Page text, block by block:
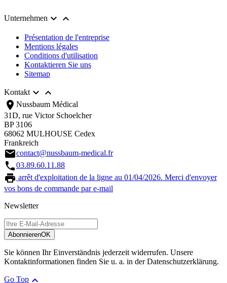
Unternehmen  
Présentation de l'entreprise
Mentions légales
Conditions d'utilisation
Kontaktieren Sie uns
Sitemap
Kontakt 
location_on Nussbaum Médical
31D, rue Victor Schoelcher
BP 3106
68062 MULHOUSE Cedex
Frankreich
emailcontact@nussbaum-medical.fr
call03.89.60.11.88
print arrêt d'exploitation de la ligne au 01/04/2026. Merci d'envoyer
vos bons de commande par e-mail
Newsletter
AbonnierenOK
Sie können Ihr Einverständnis jederzeit widerrufen. Unsere
Kontaktinformationen finden Sie u. a. in der Datenschutzerklärung.
Go Top 